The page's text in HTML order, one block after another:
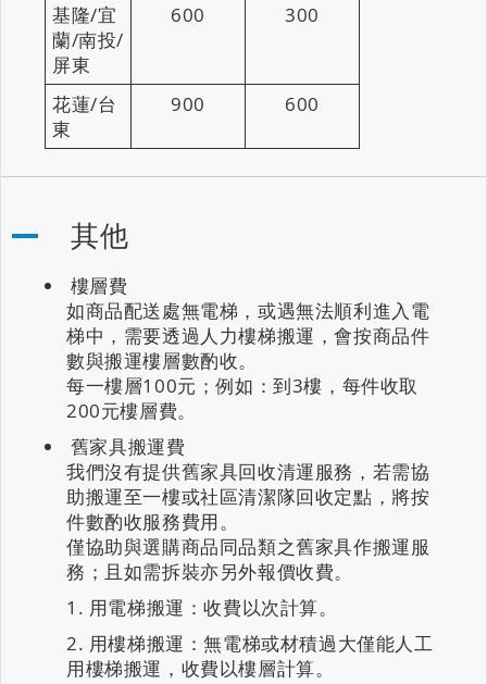
基隆/宜
蘭/南投/
屏東
600 300
花蓮/台
東
900 600
其他
樓層費
如商品配送處無電梯，或遇無法順利進入電
梯中，需要透過人力樓梯搬運，會按商品件
數與搬運樓層數酌收。
每一樓層100元；例如：到3樓，每件收取
200元樓層費。
舊家具搬運費
我們沒有提供舊家具回收清運服務，若需協
助搬運至一樓或社區清潔隊回收定點，將按
件數酌收服務費用。
僅協助與選購商品同品類之舊家具作搬運服
務；且如需拆裝亦另外報價收費。
用電梯搬運：收費以次計算。
用樓梯搬運：無電梯或材積過大僅能人工
用樓梯搬運，收費以樓層計算。